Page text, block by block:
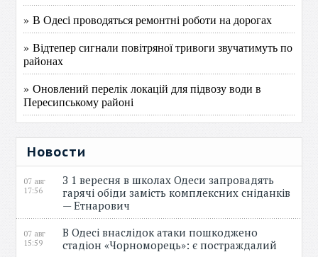
» В Одесі проводяться ремонтні роботи на дорогах
» Відтепер сигнали повітряної тривоги звучатимуть по
районах
» Оновлений перелік локацій для підвозу води в
Пересипському районі
Новости
07 авг
17:56
З 1 вересня в школах Одеси запровадять
гарячі обіди замість комплексних сніданків
— Етнарович
07 авг
15:59
В Одесі внаслідок атаки пошкоджено
стадіон «Чорноморець»: є постраждалий